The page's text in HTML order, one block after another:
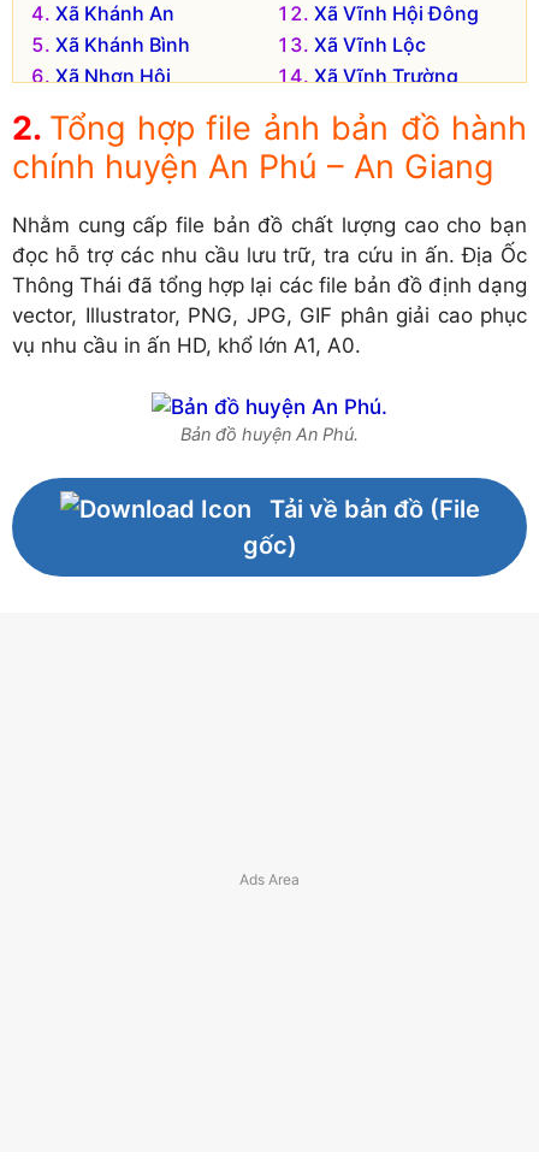
Xã Khánh An
Xã Khánh Bình
Xã Nhơn Hội
Xã Phú Hội
Xã Vĩnh Hội Đông
Xã Vĩnh Lộc
Xã Vĩnh Trường
Tổng hợp file ảnh bản đồ hành
chính huyện An Phú – An Giang
Nhằm cung cấp file bản đồ chất lượng cao cho bạn
đọc hỗ trợ các nhu cầu lưu trữ, tra cứu in ấn. Địa Ốc
Thông Thái đã tổng hợp lại các file bản đồ định dạng
vector, Illustrator, PNG, JPG, GIF phân giải cao phục
vụ nhu cầu in ấn HD, khổ lớn A1, A0.
Bản đồ huyện An Phú.
Tải về bản đồ (File
gốc)